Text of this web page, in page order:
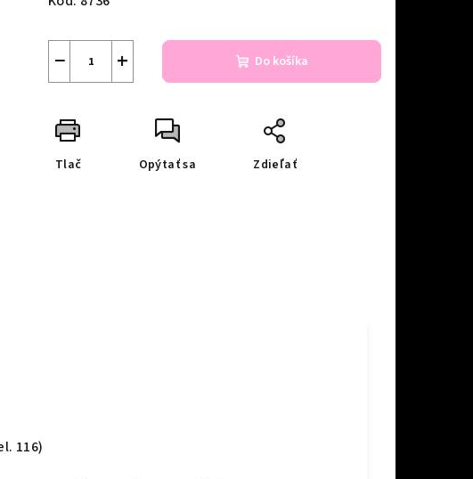
+
− Do košíka
Tlač Opýtať sa Zdieľať
116)